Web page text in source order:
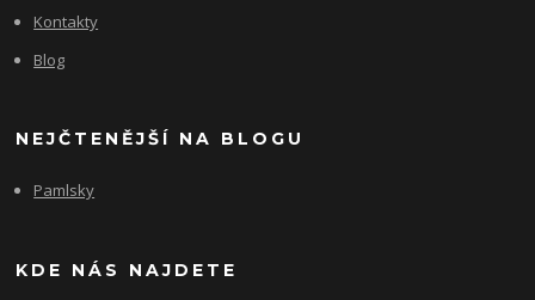
Kontakty
Blog
NEJČTENĚJŠÍ NA BLOGU
Pamlsky
KDE NÁS NAJDETE